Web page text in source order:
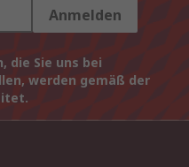
Anmelden
die Sie uns bei
werden gemäß der